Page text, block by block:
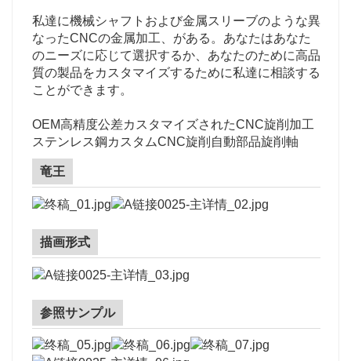
私達に機械シャフトおよび金属スリーブのような異
なったCNCの金属加工、がある。あなたはあなた
のニーズに応じて選択するか、あなたのために高品
質の製品をカスタマイズするために私達に相談する
ことができます。
OEM高精度公差カスタマイズされたCNC旋削加工
ステンレス鋼カスタムCNC旋削自動部品旋削軸
竜王
描画形式
参照サンプル